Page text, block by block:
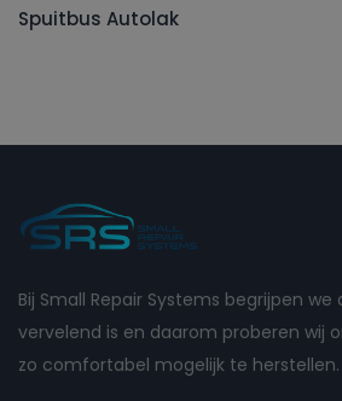
Spuitbus Autolak
Bij Small Repair Systems begrijpen
vervelend is en daarom proberen wij
zo comfortabel mogelijk te herstellen.